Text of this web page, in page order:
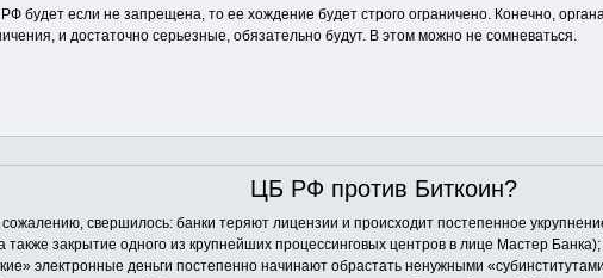
будет если не запрещена, то ее хождение будет строго ограничено. Конечно,
и достаточно серьезные, обязательно будут. В этом можно не сомневаться.
ЦБ РФ против Биткоин?
сожалению, свершилось: банки теряют лицензии и происходит постепенное
закрытие одного из крупнейших процессинговых центров в лице Мастер
электронные деньги постепенно начинают обрастать ненужными